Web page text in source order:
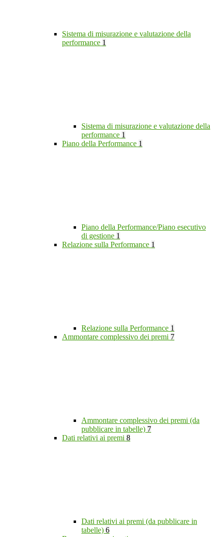
Sistema di misurazione e valutazione della
performance 1
Sistema di misurazione e valutazione della
performance 1
Piano della Performance 1
Piano della Performance/Piano esecutivo
di gestione 1
Relazione sulla Performance 1
Relazione sulla Performance 1
Ammontare complessivo dei premi 7
Ammontare complessivo dei premi (da
pubblicare in tabelle) 7
Dati relativi ai premi 8
Dati relativi ai premi (da pubblicare in
tabelle) 6